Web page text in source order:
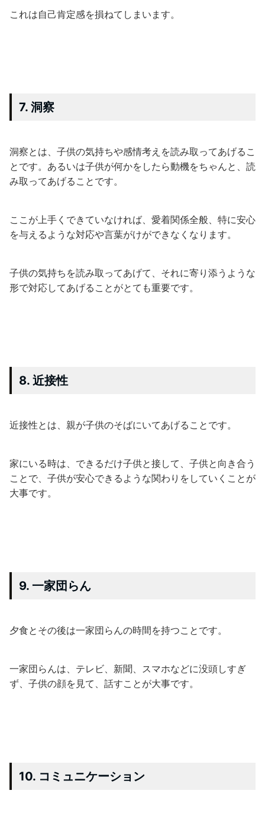
これは自己肯定感を損ねてしまいます。
7. 洞察
洞察とは、子供の気持ちや感情考えを読み取ってあげるこ
とです。あるいは子供が何かをしたら動機をちゃんと、読
み取ってあげることです。
ここが上手くできていなければ、愛着関係全般、特に安心
を与えるような対応や言葉がけができなくなります。
子供の気持ちを読み取ってあげて、それに寄り添うような
形で対応してあげることがとても重要です。
8. 近接性
近接性とは、親が子供のそばにいてあげることです。
家にいる時は、できるだけ子供と接して、子供と向き合う
ことで、子供が安心できるような関わりをしていくことが
大事です。
9. 一家団らん
夕食とその後は一家団らんの時間を持つことです。
一家団らんは、テレビ、新聞、スマホなどに没頭しすぎ
ず、子供の顔を見て、話すことが大事です。
10. コミュニケーション